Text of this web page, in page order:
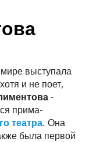
выступала
и не поет,
-
прима-
театра. Она
была первой